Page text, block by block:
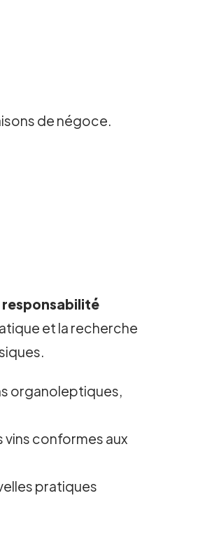
de négoce.
et la recherche
organoleptiques,
conformes aux
pratiques